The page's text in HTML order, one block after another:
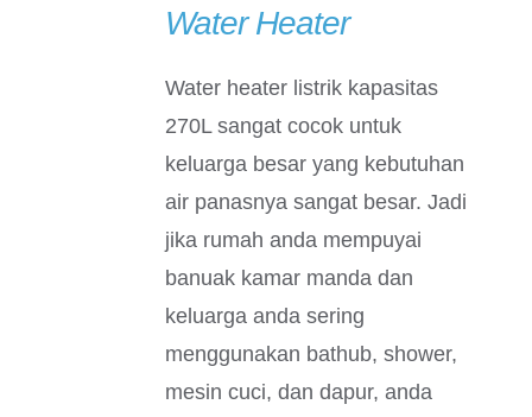
Water Heater
Water heater listrik kapasitas
270L sangat cocok untuk
keluarga besar yang kebutuhan
air panasnya sangat besar. Jadi
jika rumah anda mempuyai
banuak kamar manda dan
keluarga anda sering
menggunakan bathub, shower,
mesin cuci, dan dapur, anda